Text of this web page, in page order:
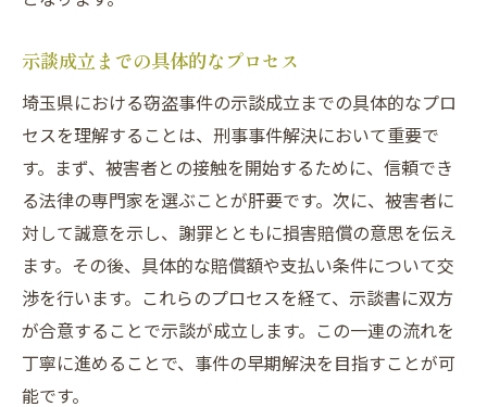
示談成立までの具体的なプロセス
埼玉県における窃盗事件の示談成立までの具体的なプロ
セスを理解することは、刑事事件解決において重要で
す。まず、被害者との接触を開始するために、信頼でき
る法律の専門家を選ぶことが肝要です。次に、被害者に
対して誠意を示し、謝罪とともに損害賠償の意思を伝え
ます。その後、具体的な賠償額や支払い条件について交
渉を行います。これらのプロセスを経て、示談書に双方
が合意することで示談が成立します。この一連の流れを
丁寧に進めることで、事件の早期解決を目指すことが可
能です。